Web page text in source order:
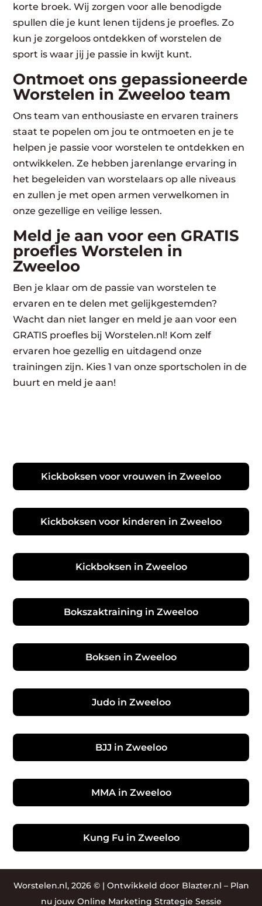
korte broek. Wij zorgen voor alle benodigde
spullen die je kunt lenen tijdens je proefles. Zo
kun je zorgeloos ontdekken of worstelen de
sport is waar jij je passie in kwijt kunt.
Ontmoet ons gepassioneerde
Worstelen in Zweeloo team
Ons team van enthousiaste en ervaren trainers
staat te popelen om jou te ontmoeten en je te
helpen je passie voor worstelen te ontdekken en
ontwikkelen. Ze hebben jarenlange ervaring in
het begeleiden van worstelaars op alle niveaus
en zullen je met open armen verwelkomen in
onze gezellige en veilige lessen.
Meld je aan voor een GRATIS
proefles Worstelen in
Zweeloo
Ben je klaar om de passie van worstelen te
ervaren en te delen met gelijkgestemden?
Wacht dan niet langer en meld je aan voor een
GRATIS proefles bij Worstelen.nl! Kom zelf
ervaren hoe gezellig en uitdagend onze
trainingen zijn. Kies 1 van onze sportscholen in de
buurt en meld je aan!
Kickboksen voor vrouwen in Zweeloo
Kickboksen voor kinderen in Zweeloo
Kickboksen in Zweeloo
Bokszaktraining in Zweeloo
Boksen in Zweeloo
Judo in Zweeloo
BJJ in Zweeloo
MMA in Zweeloo
Kung Fu in Zweeloo
Worstelen.nl, 2026 © | Ontwikkeld door Blazter.nl – Plan
nu jouw Online Marketing Strategie Sessie